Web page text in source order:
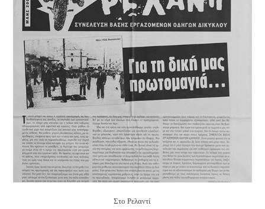
Στο Ρελαντί